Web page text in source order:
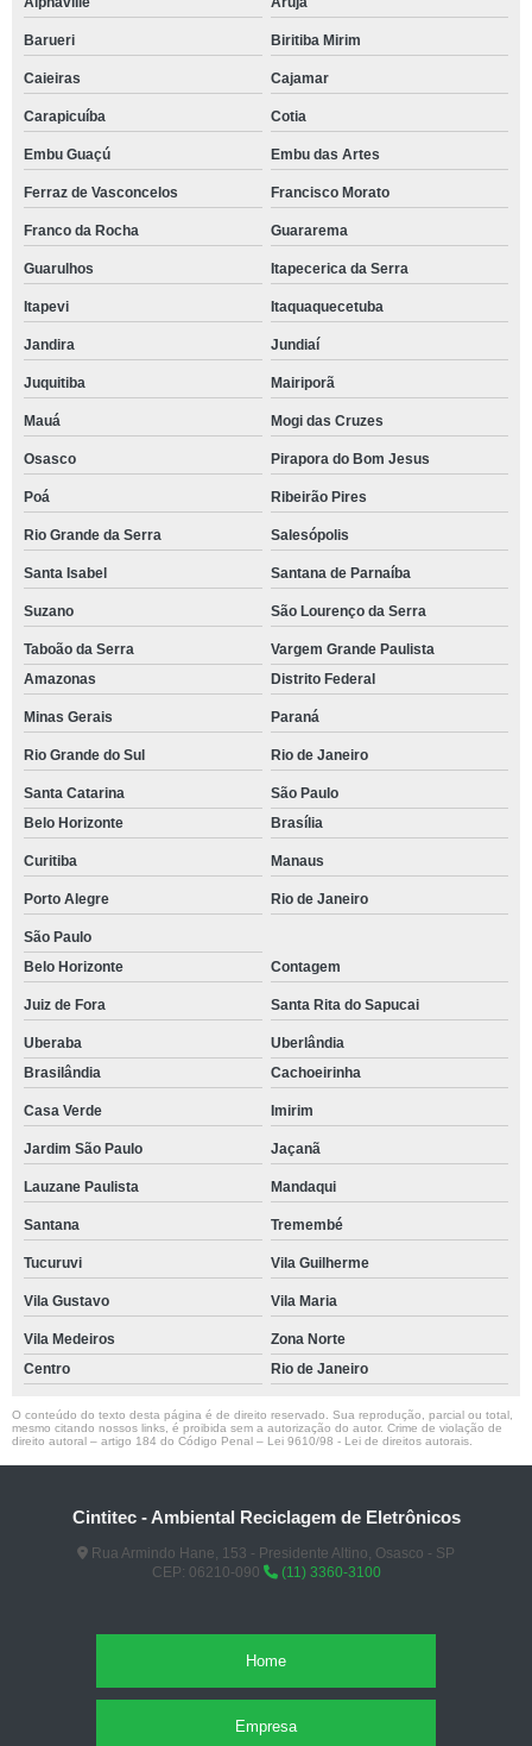
Barueri Biritiba Mirim
Caieiras Cajamar
Carapicuíba Cotia
Embu Guaçú Embu das Artes
Ferraz de Vasconcelos Francisco Morato
Franco da Rocha Guararema
Guarulhos Itapecerica da Serra
Itapevi Itaquaquecetuba
Jandira Jundiaí
Juquitiba Mairiporã
Mauá Mogi das Cruzes
Osasco Pirapora do Bom Jesus
Poá Ribeirão Pires
Rio Grande da Serra Salesópolis
Santa Isabel Santana de Parnaíba
Suzano São Lourenço da Serra
Taboão da Serra
Vargem Grande Paulista
Amazonas
Distrito Federal
Minas Gerais Paraná
Rio Grande do Sul Rio de Janeiro
Santa Catarina
São Paulo
Belo Horizonte
Brasília
Curitiba Manaus
Porto Alegre Rio de Janeiro
São Paulo
Belo Horizonte
Contagem
Juiz de Fora Santa Rita do Sapucai
Uberaba
Uberlândia
Brasilândia
Cachoeirinha
Casa Verde Imirim
Jardim São Paulo Jaçanã
Lauzane Paulista Mandaqui
Santana Tremembé
Tucuruvi Vila Guilherme
Vila Gustavo Vila Maria
Vila Medeiros
Zona Norte
Centro
Rio de Janeiro
O conteúdo do texto desta página é de direito reservado. Sua reprodução, parcial ou total,
mesmo citando nossos links, é proibida sem a autorização do autor. Crime de violação de
direito autoral – artigo 184 do Código Penal – Lei 9610/98 - Lei de direitos autorais
Cintitec - Ambiental Reciclagem de Eletrônicos
Rua Armindo Hane, 153 - Presidente Altino, Osasco - SP
CEP: 06210-090
(11) 3360-3100
Home
Empresa